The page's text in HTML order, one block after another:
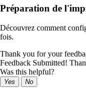
Préparation de
Découvrez comment
fois.
Thank you for your
Feedback Submitted!
Was this helpful?
Yes No